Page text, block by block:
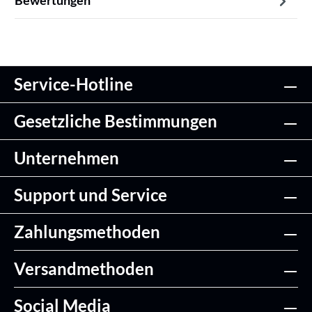
Service-Hotline
Gesetzliche Bestimmungen
Unternehmen
Support und Service
Zahlungsmethoden
Versandmethoden
Social Media